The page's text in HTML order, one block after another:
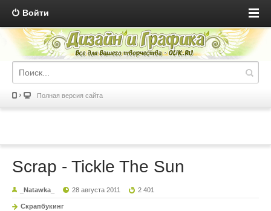
Войти
Полная версия сайта
Scrap - Tickle The Sun
_Natawka_ 28 августа 2011 2 401
Скрапбукинг